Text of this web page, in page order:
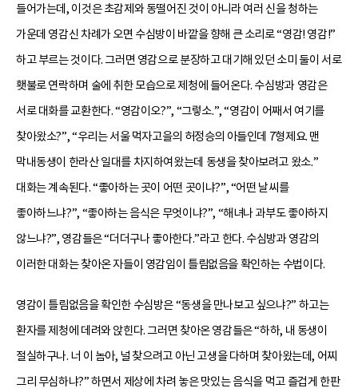
들어가는데, 이것은 초감제와 동떨어진 것이 아니라 여러 신을 청하는
가운데 영감신 차례가 오면 수심방이 바깥을 향해 큰 소리로 “영감! 영감!”
하고 부르는 것이다. 그러면 영감으로 분장하고 대기해 있던 소미 둘이 서로
횃불로 연락하며 술에 취한 모습으로 제청에 들어온다. 수심방과 영감은
서로 대화를 교환한다. “영감이오?”, “그렇소.”, “영감이 어째서 여기를
찾아왔소?”, “우리는 서울 먹자고을의 허정승의 아들인데 7형제요. 맨
막내동생이 한라산 일대를 차지하여왔는데 동생을 찾아보려고 왔소.”
대화는 계속된다. “좋아하는 곳이 어떤 곳이냐?”, “어떤 날씨를
좋아하느냐?”, “좋아하는 음식은 무엇이냐?”, “해녀나 과부도 좋아하지
않느냐?”, 영감들은 “더더구나 좋아한다.”라고 한다. 수심방과 영감의
이러한 대화는 찾아온 자들이 영감임이 틀림없음을 확인하는 수법이다.
영감이 틀림없음을 확인한 수심방은 “동생을 만나보고 싶으냐?” 하고는
환자를 제청에 데려와 앉힌다. 그러면 찾아온 영감들은 “하하, 내 동생이
절실하구나. 너 이 놈아, 널 찾으려고 아닌 고생을 다하며 찾아왔는데, 어찌
그리 무심하냐?” 하면서 제상에 차려 놓은 맛있는 음식을 먹고 즐겁게 한판